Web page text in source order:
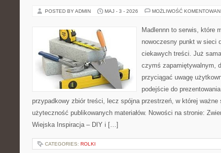
POSTED BY ADMIN MAJ - 3 - 2026 MOŻLIWOŚĆ
Madlennn to serwis, które
nowoczesny punkt w sieci
ciekawych treści. Już
czymś zapamiętywalnym,
przyciągać uwagę
podejście do
przypadkowy zbiór treści, lecz spójna przestrzeń, w której
użyteczność publikowanych materiałów. Nowości na stronie:
Wiejska Inspiracja – DIY i […]
CATEGORIES: ROLKI